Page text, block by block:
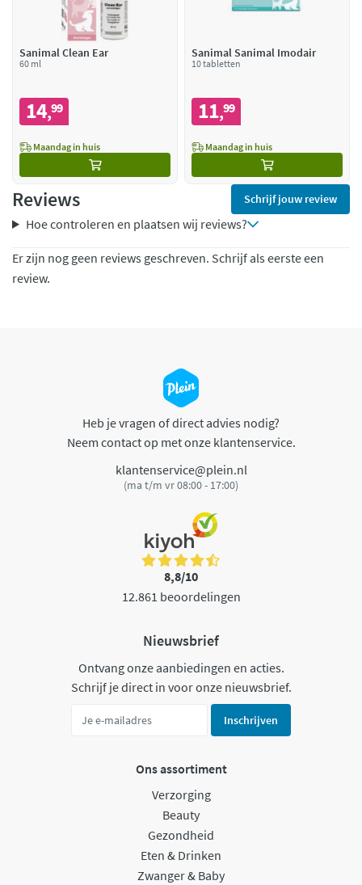
Sanimal Clean Ear
60 ml
14,99
Maandag in huis
Sanimal Sanimal Imodair
10 tabletten
11,99
Maandag in huis
Reviews Schrijf jouw review
Hoe controleren en plaatsen wij reviews?
Er zijn nog geen reviews geschreven. Schrijf als eerste een
review.
Heb je vragen of direct advies nodig?
Neem contact op met onze klantenservice.
klantenservice@plein.nl
(ma t/m vr 08:00 - 17:00)
8,8/10
12.861 beoordelingen
Nieuwsbrief
Ontvang onze aanbiedingen en acties.
Schrijf je direct in voor onze nieuwsbrief.
Inschrijven
Ons assortiment
Verzorging
Beauty
Gezondheid
Eten & Drinken
Zwanger & Baby